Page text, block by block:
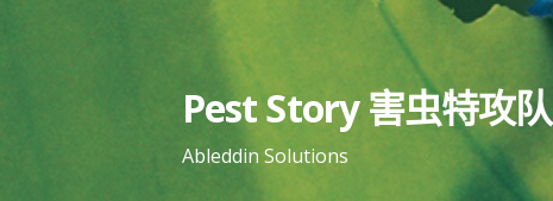
Pest Story 害虫特攻队
Ableddin Solutions